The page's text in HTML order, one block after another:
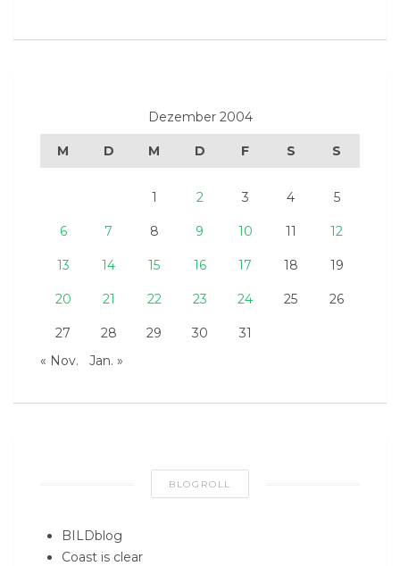
Dezember 2004
M D M D F S S
1 2 3 4 5
6 7 8 9 10 11 12
13 14 15 16 17 18 19
20 21 22 23 24 25 26
27 28 29 30
31
« Nov.
Jan. »
BLOGROLL
BILDblog
Coast is clear